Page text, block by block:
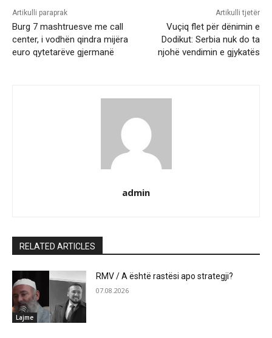
Artikulli paraprak
Burg 7 mashtruesve me call
center, i vodhën qindra mijëra
euro qytetarëve gjermanë
Artikulli tjetër
Vuçiq flet për dënimin e
Dodikut: Serbia nuk do ta
njohë vendimin e gjykatës
admin
RELATED ARTICLES
Lajme
RMV / A është rastësi apo strategji?
07.08.2026